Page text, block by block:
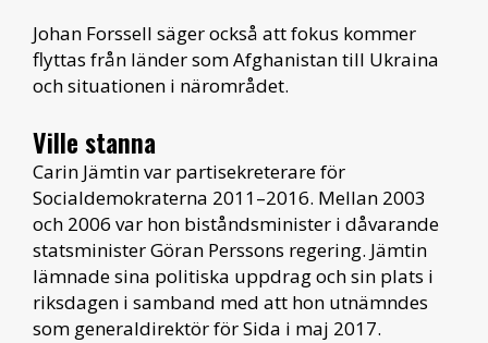
Johan Forssell säger också att fokus kommer
flyttas från länder som Afghanistan till Ukraina
och situationen i närområdet.
Ville stanna
Carin Jämtin var partisekreterare för
Socialdemokraterna 2011–2016. Mellan 2003
och 2006 var hon biståndsminister i dåvarande
statsminister Göran Perssons regering. Jämtin
lämnade sina politiska uppdrag och sin plats i
riksdagen i samband med att hon utnämndes
som generaldirektör för Sida i maj 2017.